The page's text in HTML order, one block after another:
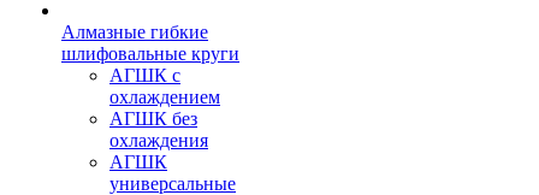
Алмазные гибкие
шлифовальные круги
АГШК с
охлаждением
АГШК без
охлаждения
АГШК
универсальные